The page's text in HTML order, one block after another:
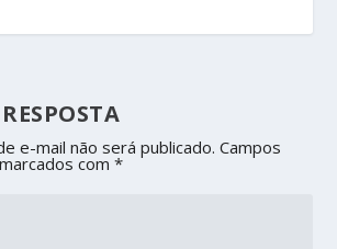
e-mail não será publicado. Campos
com*